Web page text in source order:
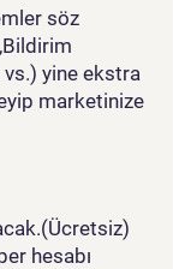
söz
yine ekstra
marketinize
hesabı